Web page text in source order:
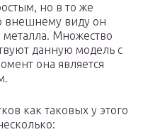
но в то же
внешнему виду он
металла. Множество
данную модель с
она является
как таковых у этого